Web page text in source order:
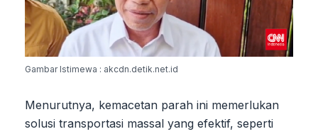
Gambar Istimewa : akcdn.detik.net.id
Menurutnya, kemacetan parah ini memerlukan
solusi transportasi massal yang efektif, seperti